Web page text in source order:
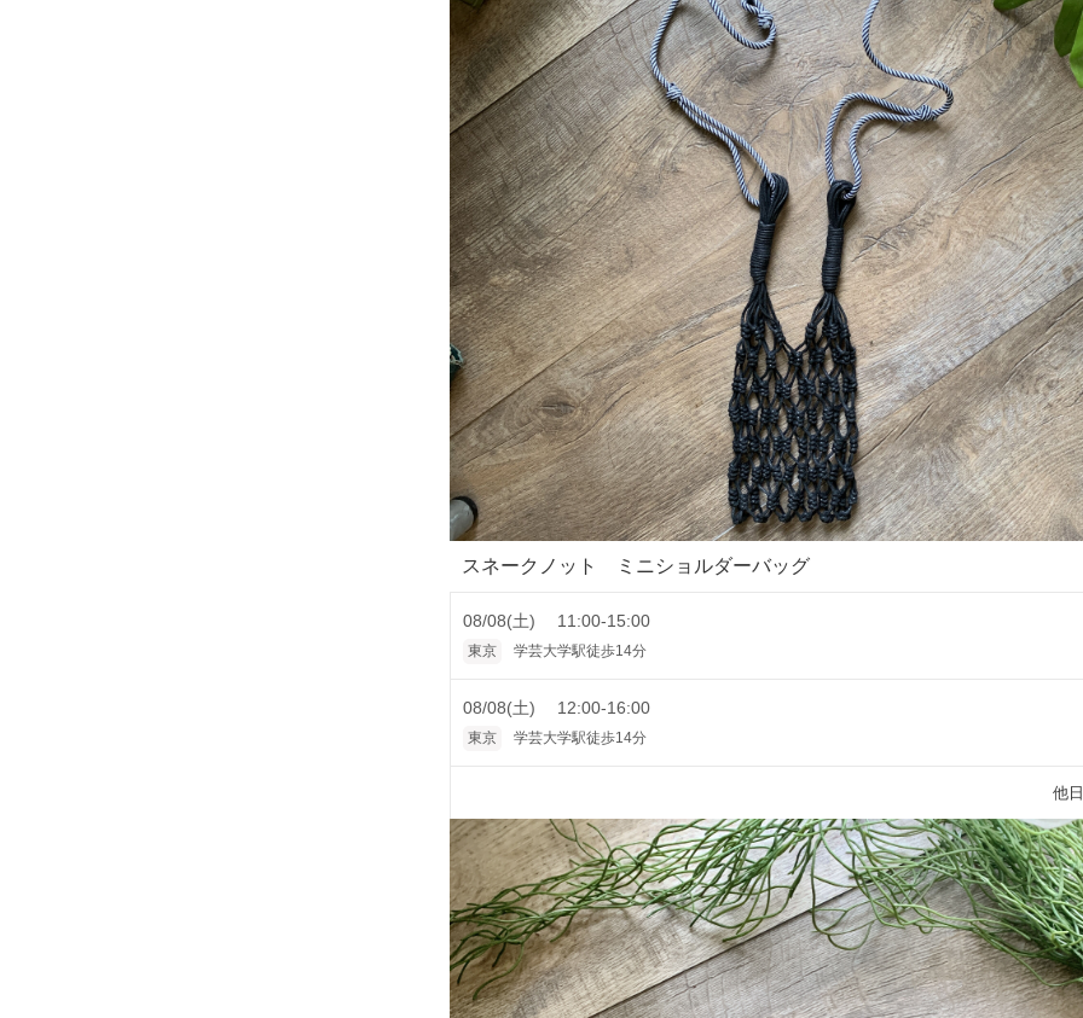
スネークノット ミニショルダーバッグ
08/08(土) 11:00-15:00
東京 学芸大学駅徒歩14分
08/08(土) 12:00-16:00
東京 学芸大学駅徒歩14分
他